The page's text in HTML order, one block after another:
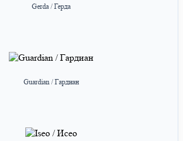
Gerda / Герда
Guardian / Гардиан